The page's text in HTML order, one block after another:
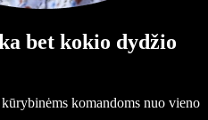
bet kokio dydžio
komandoms nuo vieno